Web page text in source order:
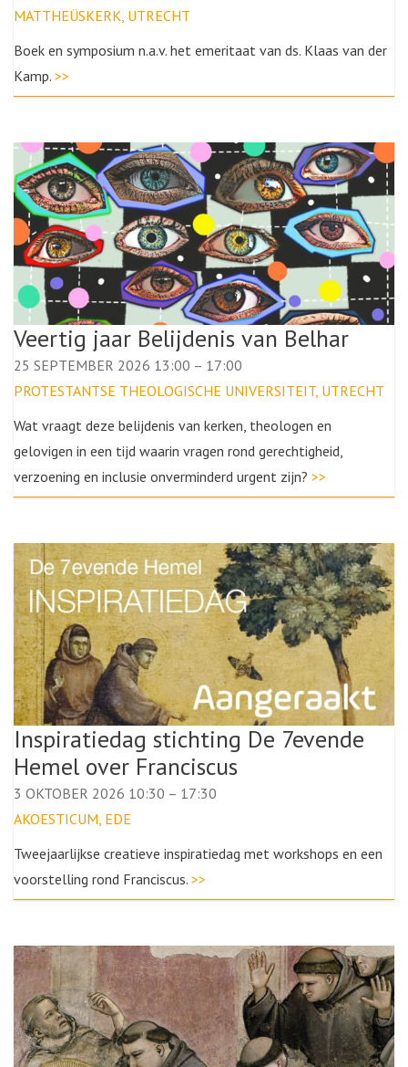
MATTHEÜSKERK, UTRECHT
Boek en symposium n.a.v. het emeritaat van ds. Klaas van der
Kamp. >>
Veertig jaar Belijdenis van Belhar
25 SEPTEMBER 2026 13:00 – 17:00
PROTESTANTSE THEOLOGISCHE UNIVERSITEIT, UTRECHT
Wat vraagt deze belijdenis van kerken, theologen en
gelovigen in een tijd waarin vragen rond gerechtigheid,
verzoening en inclusie onverminderd urgent zijn? >>
Inspiratiedag stichting De 7evende
Hemel over Franciscus
3 OKTOBER 2026 10:30 – 17:30
AKOESTICUM, EDE
Tweejaarlijkse creatieve inspiratiedag met workshops en een
voorstelling rond Franciscus. >>